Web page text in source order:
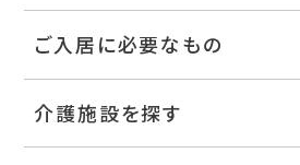
ご入居に必要なもの
介護施設を探す